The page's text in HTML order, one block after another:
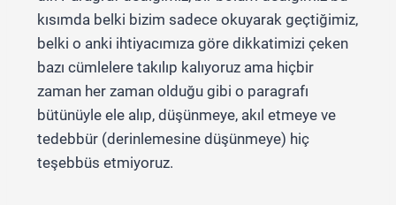
kısımda belki bizim sadece okuyarak geçtiğimiz,
belki o anki ihtiyacımıza göre dikkatimizi çeken
bazı cümlelere takılıp kalıyoruz ama hiçbir
zaman her zaman olduğu gibi o paragrafı
bütünüyle ele alıp, düşünmeye, akıl etmeye ve
tedebbür (derinlemesine düşünmeye) hiç
teşebbüs etmiyoruz.